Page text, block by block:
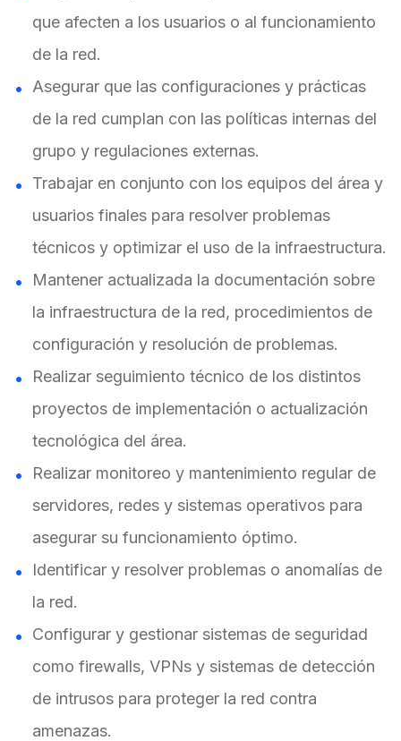
que afecten a los usuarios o al funcionamiento
de la red.
Asegurar que las configuraciones y prácticas
de la red cumplan con las políticas internas del
grupo y regulaciones externas.
Trabajar en conjunto con los equipos del área y
usuarios finales para resolver problemas
técnicos y optimizar el uso de la infraestructura.
Mantener actualizada la documentación sobre
la infraestructura de la red, procedimientos de
configuración y resolución de problemas.
Realizar seguimiento técnico de los distintos
proyectos de implementación o actualización
tecnológica del área.
Realizar monitoreo y mantenimiento regular de
servidores, redes y sistemas operativos para
asegurar su funcionamiento óptimo.
Identificar y resolver problemas o anomalías de
la red.
Configurar y gestionar sistemas de seguridad
como firewalls, VPNs y sistemas de detección
de intrusos para proteger la red contra
amenazas.